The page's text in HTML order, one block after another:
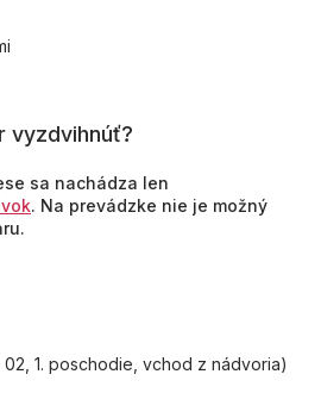
vyzdvihnúť?
sa nachádza len
. Na prevádzke nie je možný
1. poschodie, vchod z nádvoria)